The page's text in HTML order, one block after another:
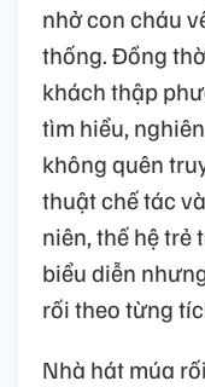
nhở con cháu
thống. Đồng
khách thập
tìm hiểu,
không quên
thuật chế tác
niên, thế hệ
biểu diễn
rối theo từng
Nhà hát múa